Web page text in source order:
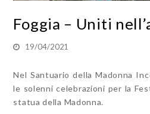
Foggia – Uniti
19/04/2021
Nel Santuario della Madonna
le solenni celebrazioni per la
statua della Madonna.